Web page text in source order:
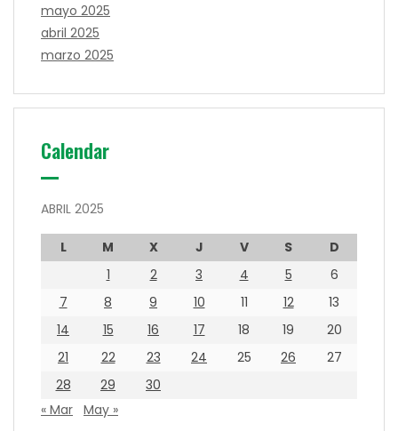
mayo 2025
abril 2025
marzo 2025
Calendar
ABRIL 2025
L M X J V S
D
1
2 3 4 5
6
7
8 9 10 11 12
13
14
15 16 17 18 19
20
21
22 23 24 25 26
27
28
29
30
« Mar May »